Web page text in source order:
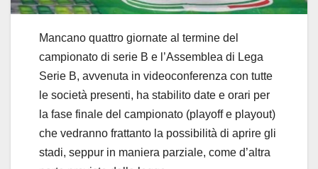
Mancano quattro giornate al termine del
campionato di serie B e l’Assemblea di Lega
Serie B, avvenuta in videoconferenza con tutte
le società presenti, ha stabilito date e orari per
la fase finale del campionato (playoff e playout)
che vedranno frattanto la possibilità di aprire gli
stadi, seppur in maniera parziale, come d’altra